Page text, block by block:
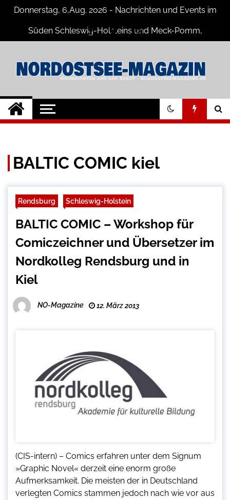
SkipDonnerstag, 6,Aug. 2026 - Nachrichten und Events im
Süden Schleswig-Holsteins und Meck-Pomm,
Nord-Ostsee-
Magazine Blog
Der Blog der Nord-Ostsee Magazine
BALTIC COMIC kiel
Rendsburg Schleswig-Holstein
BALTIC COMIC – Workshop für
Comiczeichner und Übersetzer im
Nordkolleg Rendsburg und in
Kiel
NO-Magazine 12. März 2013
(CIS-intern) – Comics erfahren unter dem Signum
»Graphic Novel« derzeit eine enorm große
Aufmerksamkeit. Die meisten der in Deutschland
verlegten Comics stammen jedoch nach wie vor aus